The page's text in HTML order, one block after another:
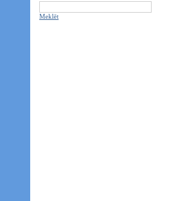
Meklēt